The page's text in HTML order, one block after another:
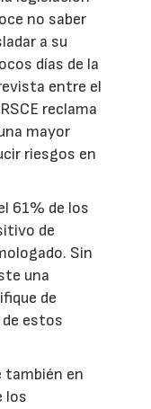
no saber
a su
días de la
entre el
reclama
mayor
riesgos en
61% de los
de
Sin
una
de
estos
también en
los